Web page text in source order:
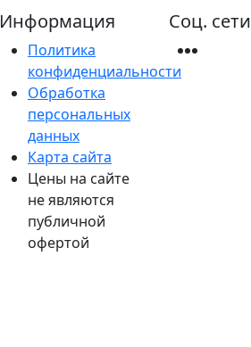
Информация
Политика
конфиденциальности
Обработка
персональных
данных
Карта сайта
Цены на сайте
не являются
публичной
офертой
Соц. сети